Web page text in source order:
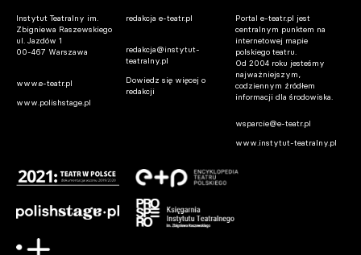
Instytut Teatralny im.
Zbigniewa Raszewskiego
ul. Jazdów 1
00-467 Warszawa
www.e-teatr.pl
www.polishstage.pl
redakcja e-teatr.pl
redakcja@instytut-
teatralny.pl
Dowiedz się więcej o
redakcji
Portal e-teatr.pl jest
centralnym punktem na
internetowej mapie
polskiego teatru.
Od 2004 roku jesteśmy
najważniejszym,
codziennym źródłem
informacji dla środowiska.
wsparcie@e-teatr.pl
www.instytut-teatralny.pl